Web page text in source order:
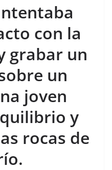
ss
e
n
g
er
e
gr
a
m
m
p
ar
tir
con la
grabar un
un
joven
y
rocas de